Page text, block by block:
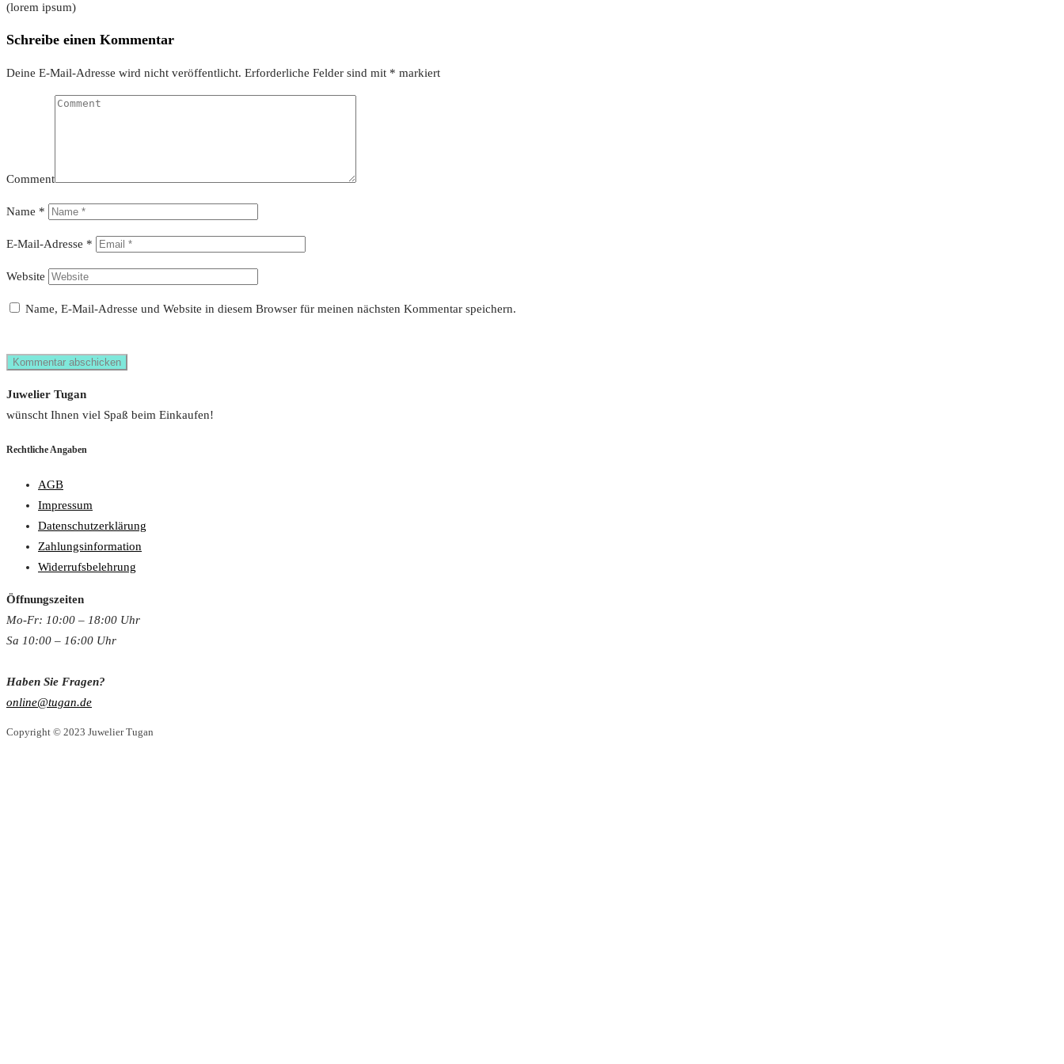
(lorem ipsum)
Schreibe einen Kommentar
Deine E-Mail-Adresse wird nicht veröffentlicht. Erforderliche Felder sind mit * markiert
Comment
Name *
E-Mail-Adresse *
Website
Name, E-Mail-Adresse und Website in diesem Browser für meinen nächsten Kommentar speichern.
Juwelier Tugan
wünscht Ihnen viel Spaß beim Einkaufen!
Rechtliche Angaben
AGB
Impressum
Datenschutzerklärung
Zahlungsinformation
Widerrufsbelehrung
Öffnungszeiten
Mo-Fr: 10:00 – 18:00 Uhr
Sa 10:00 – 16:00 Uhr
Haben Sie Fragen?
online@tugan.de
Copyright © 2023 Juwelier Tugan